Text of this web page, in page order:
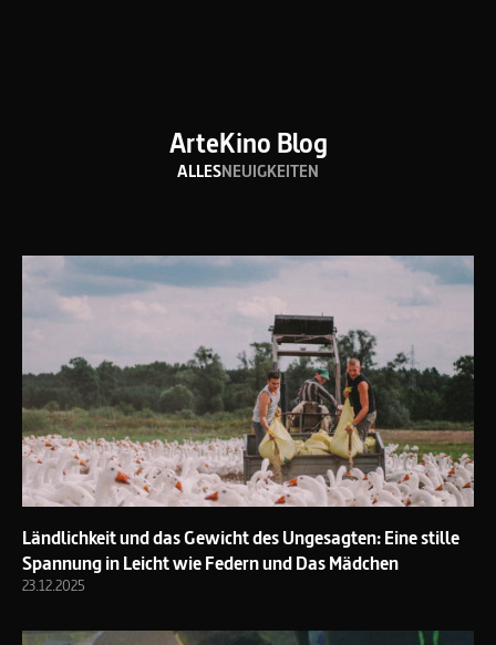
ArteKino Blog
ALLESNEUIGKEITEN
Ländlichkeit und das Gewicht des Ungesagten: Eine stille
Spannung in Leicht wie Federn und Das Mädchen
23.12.2025